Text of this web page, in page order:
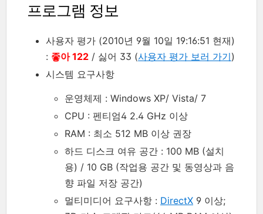
프로그램 정보
사용자 평가 (2010년 9월 10일 19:16:51 현재)
: 좋아 122 / 싫어 33 (사용자 평가 보러 가기)
시스템 요구사항
운영체제 : Windows XP/ Vista/ 7
CPU : 펜티엄4 2.4 GHz 이상
RAM : 최소 512 MB 이상 권장
하드 디스크 여유 공간 : 100 MB (설치
용) / 10 GB (작업용 공간 및 동영상과 음
향 파일 저장 공간)
멀티미디어 요구사항 : DirectX 9 이상;